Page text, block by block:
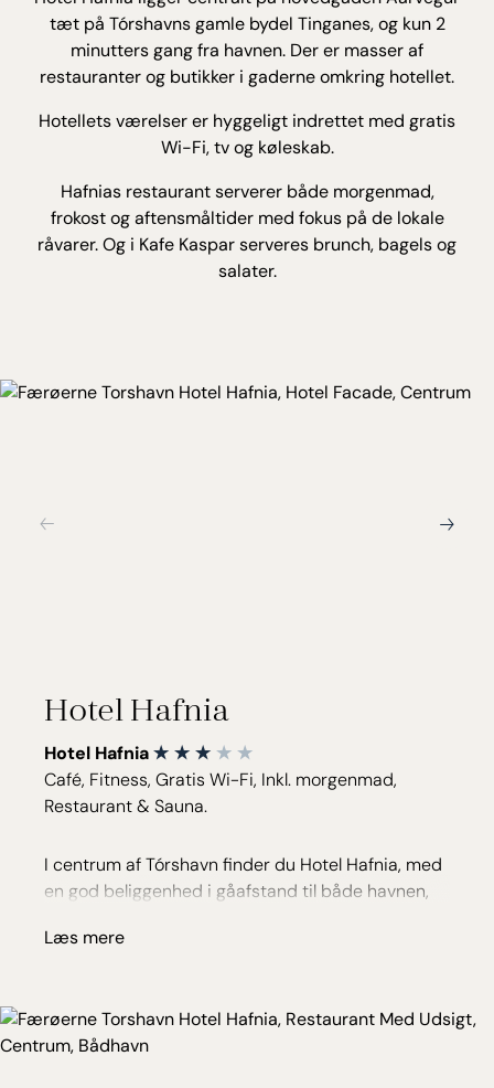
tæt på Tórshavns gamle bydel Tinganes, og kun 2
minutters gang fra havnen. Der er masser af
restauranter og butikker i gaderne omkring hotellet.
Hotellets værelser er hyggeligt indrettet med gratis
Wi-Fi, tv og køleskab.
Hafnias restaurant serverer både morgenmad,
frokost og aftensmåltider med fokus på de lokale
råvarer. Og i Kafe Kaspar serveres brunch, bagels og
salater.
Hotel Hafnia
Hotel Hafnia
Café, Fitness, Gratis Wi-Fi, Inkl. morgenmad,
Restaurant & Sauna.
I centrum af Tórshavn finder du Hotel Hafnia, med
en god beliggenhed i gåafstand til både havnen,
79 værelser og 4 hytter, som er bygget ved siden
Centrum: 0 km
Læs mere